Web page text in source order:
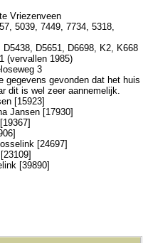
Vriezenveen
5039, 7449, 7734, 5318,
D5651, D6698, K2, K668
(vervallen 1985)
3
gegevens gevonden dat het huis
dit is wel zeer aannemelijk.
[15923]
Jansen [17930]
[24697]
[39890]